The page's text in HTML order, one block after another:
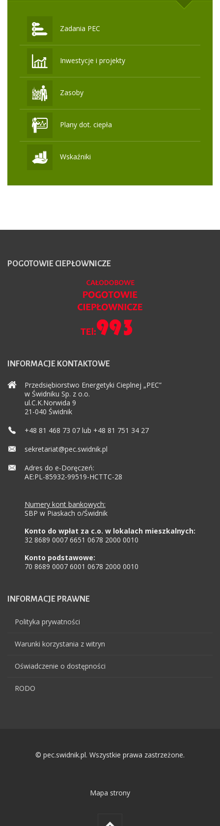
Zadania PEC
Inwestycje i projekty
Zasoby
Plany dot. ciepła
Wskaźniki
POGOTOWIE CIEPŁOWNICZE
INFORMACJE KONTAKTOWE
Przedsiębiorstwo Energetyki Cieplnej „PEC”
w Świdniku Sp. z o.o.
ul.C.K.Norwida 9
21-040 Świdnik
+48 81 468 73 07 lub +48 81 751 34 27
sekretariat@pec.swidnik.pl
Adres do e-Doręczeń:
AE:PL-85932-99519-HCTTC-28
Numery kont bankowych:
SBP w Piaskach o/Świdnik
Konto do wpłat za c.o. w lokalach mieszkalnych:
32 8689 0007 6651 0678 2000 0010
Konto podstawowe:
70 8689 0007 6001 0678 2000 0010
INFORMACJE PRAWNE
Polityka prywatności
Warunki korzystania z witryn
Oświadczenie o dostępności
RODO
© pec.swidnik.pl. Wszystkie prawa zastrzeżone.
Mapa strony